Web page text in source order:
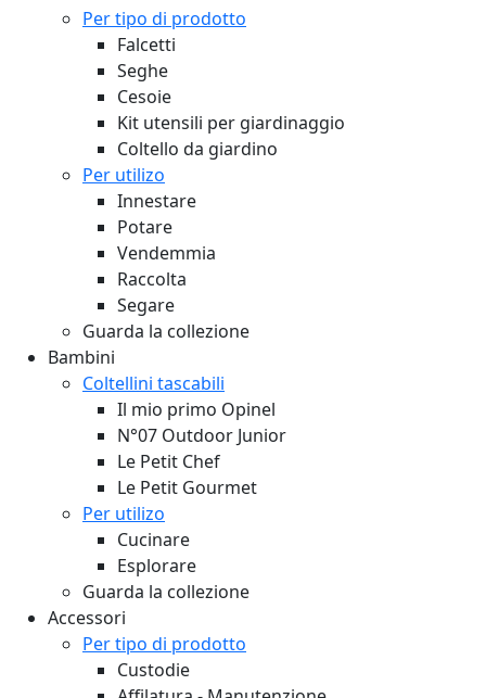
Per tipo di prodotto
Falcetti
Seghe
Cesoie
Kit utensili per giardinaggio
Coltello da giardino
Per utilizo
Innestare
Potare
Vendemmia
Raccolta
Segare
Guarda la collezione
Bambini
Coltellini tascabili
Il mio primo Opinel
N°07 Outdoor Junior
Le Petit Chef
Le Petit Gourmet
Per utilizo
Cucinare
Esplorare
Guarda la collezione
Accessori
Per tipo di prodotto
Custodie